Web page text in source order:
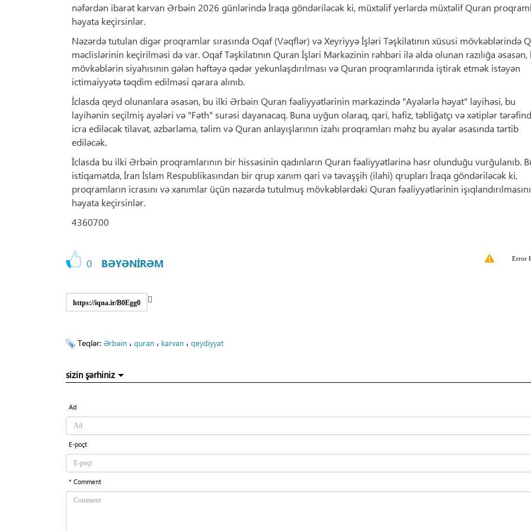
nəfərdən ibarət karvan Ərbəin 2026 günlərində İraqa göndəriləcək ki, müxtəlif yerlərdə müxtəlif Quran
həyata keçirsinlər.
Nəzərdə tutulan digər proqramlar sırasında Oqaf (Vəqflər) və Xeyriyyə İşləri Təşkilatının xüsusi mövkəblərində
məclislərinin keçirilməsi də var. Oqaf Təşkilatının Quran İşləri Mərkəzinin rəhbəri ilə əldə olunan razılığa əsasən,
mövkəblərin siyahısının gələn həftəyə qədər yekunlaşdırılması və Quran proqramlarında iştirak etmək istəyən
ictimaiyyətə təqdim edilməsi qərara alınıb.
İclasda qeyd olunanlara əsasən, bu ilki Ərbəin Quran fəaliyyətlərinin mərkəzində "Ayələrlə həyat" layihəsi, bu
layihənin seçilmiş ayələri və "Fəth" surəsi dayanacaq. Buna uyğun olaraq, qari, hafiz, təbliğatçı və xətiplər
icra ediləcək tilavət, əzbərləmə, təlim və Quran anlayışlarının izahı proqramları məhz bu ayələr əsasında tərtib
ediləcək.
İclasda bu ilki Ərbəin proqramlarının bir hissəsinin qadınların Quran fəaliyyətlərinə həsr olunduğu vurğulanıb.
istiqamətdə, İran İslam Respublikasından bir qrup xanım qari və təvaşşih (ilahi) qrupları İraqa göndəriləcək ki,
proqramların icrasını və xanımlar üçün nəzərdə tutulmuş mövkəblərdəki Quran fəaliyyətlərinin işıqlandırılmasını
həyata keçirsinlər.
4360700
0 BƏYƏNİRƏM Error
https://iqna.ir/B0Egg0
Teqlər: Ərbəin ، quran ، karvan ، qeydiyyat
sizin şərhiniz
Ad
E-poçt
* Comment